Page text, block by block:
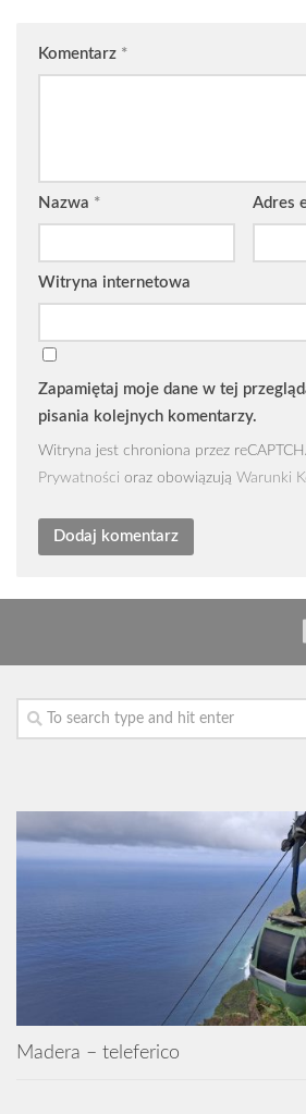
Komentarz *
Nazwa * Adres
Witryna internetowa
Zapamiętaj moje dane w tej
pisania kolejnych komentarzy.
Witryna jest chroniona przez
Prywatności oraz obowiązują Warunki
Madera – teleferico